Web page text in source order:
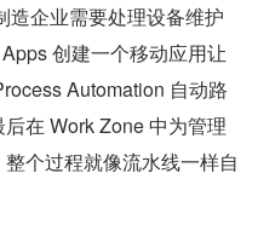
造企业需要处理设备维护
创建一个移动应用让
Automation 自动路
在 Work Zone 中为管理
个过程就像流水线一样自